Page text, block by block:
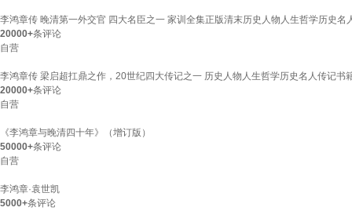
李鸿章传 晚清第一外交官 四大名臣之一 家训全集正版清末历史人物人生哲学历史名
20000+条评论
自营
李鸿章传 梁启超扛鼎之作，20世纪四大传记之一 历史人物人生哲学历史名人传记书
20000+条评论
自营
《李鸿章与晚清四十年》（增订版）
50000+条评论
自营
李鸿章·袁世凯
5000+条评论